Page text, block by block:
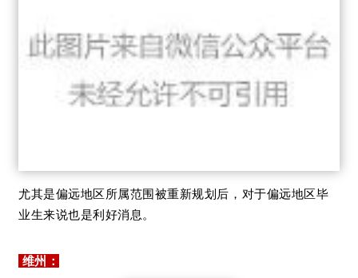
尤其是偏远地区所属范围被重新规划后， 对于偏远地区毕
业生来说也是利好消息。
维州：